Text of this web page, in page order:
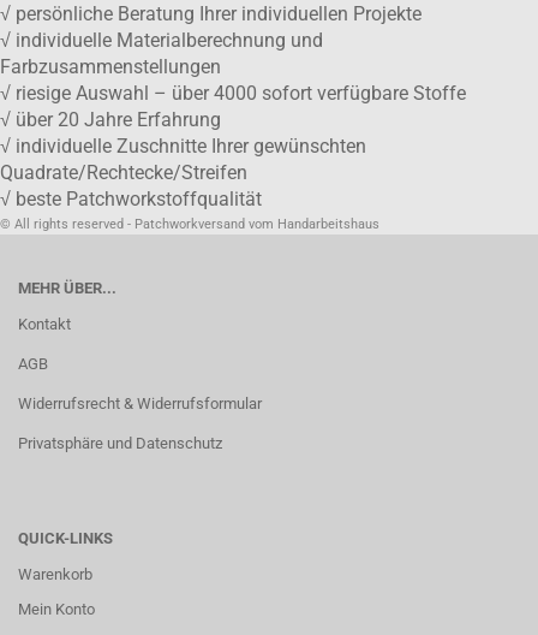
√ persönliche Beratung Ihrer individuellen Projekte
√ individuelle Materialberechnung und
Farbzusammenstellungen
√ riesige Auswahl – über 4000 sofort verfügbare Stoffe
√ über 20 Jahre Erfahrung
√ individuelle Zuschnitte Ihrer gewünschten
Quadrate/Rechtecke/Streifen
√ beste Patchworkstoffqualität
© All rights reserved - Patchworkversand vom Handarbeitshaus
MEHR ÜBER...
Kontakt
AGB
Widerrufsrecht & Widerrufsformular
Privatsphäre und Datenschutz
QUICK-LINKS
Warenkorb
Mein Konto